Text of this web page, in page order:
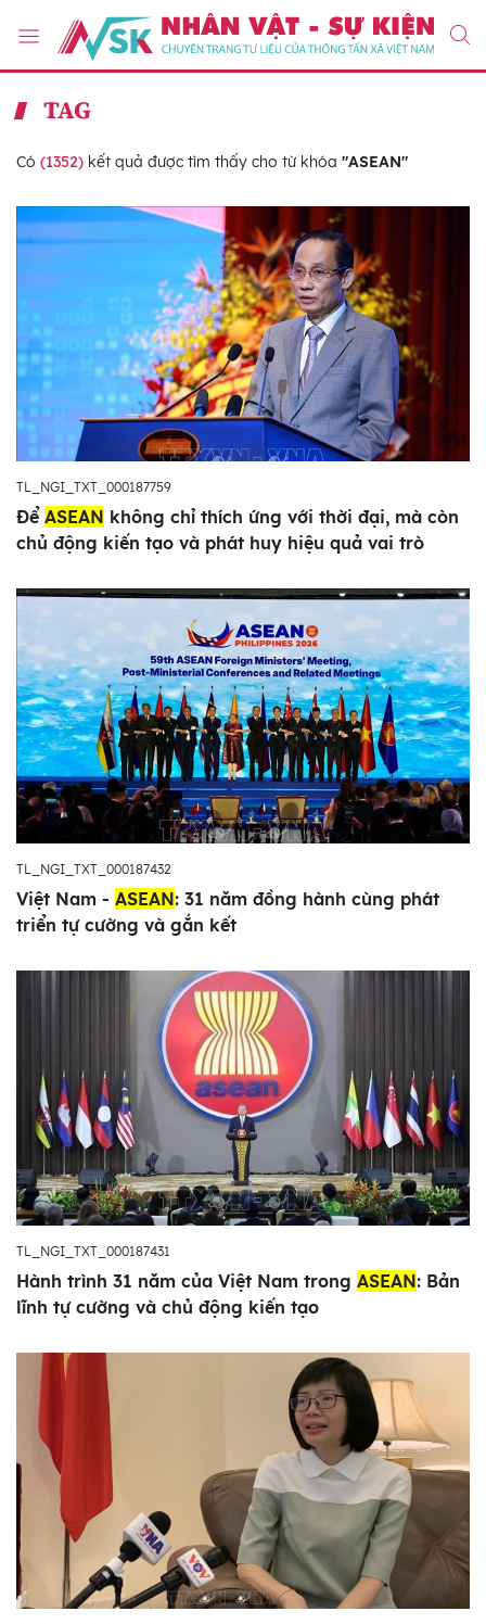
TAG
Có (1352) kết quả được tìm thấy cho từ khóa "ASEAN"
TL_NGI_TXT_000187759
Để ASEAN không chỉ thích ứng với thời đại, mà còn
chủ động kiến tạo và phát huy hiệu quả vai trò
TL_NGI_TXT_000187432
Việt Nam - ASEAN: 31 năm đồng hành cùng phát
triển tự cường và gắn kết
TL_NGI_TXT_000187431
Hành trình 31 năm của Việt Nam trong ASEAN: Bản
lĩnh tự cường và chủ động kiến tạo